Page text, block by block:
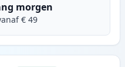
morgen
€ 49